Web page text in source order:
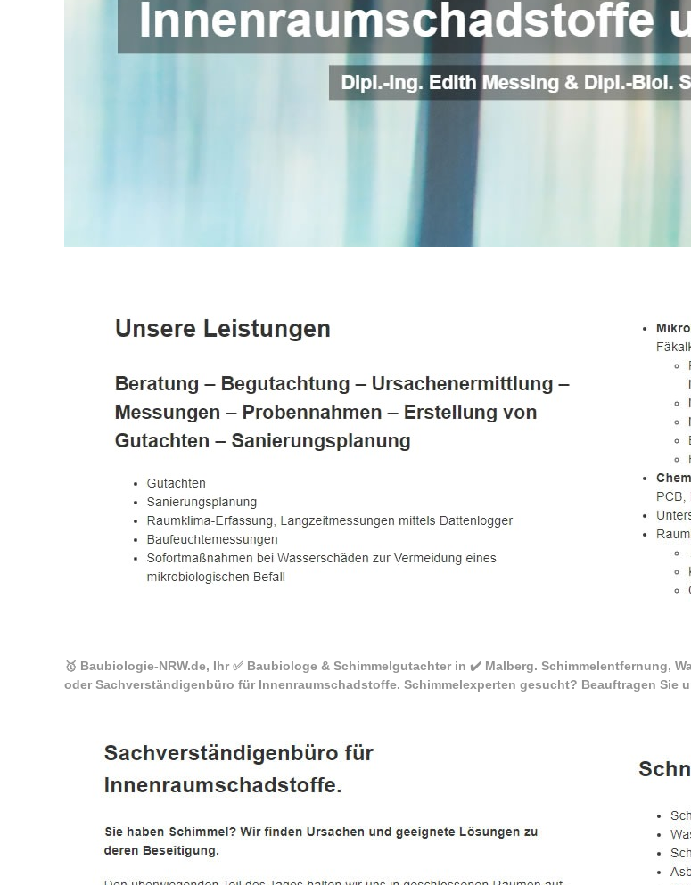
🥇 Baubiologie-NRW.de, Ihr ✅ Baubiologe & Schimmelgutachter in ✔️ Malberg. Schimmelentfernung,
oder Sachverständigenbüro für Innenraumschadstoffe. Schimmelexperten gesucht? Beauftragen Sie